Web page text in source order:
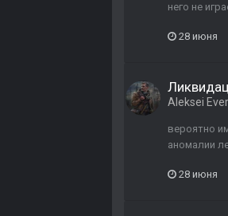
него не
28 июня
Aleksei
вероятно
аномалии
28 июня